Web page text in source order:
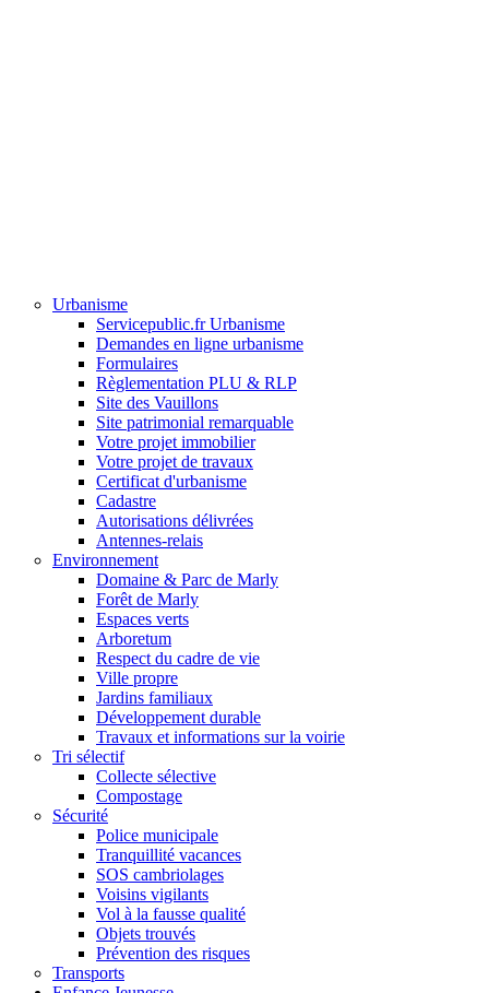
Urbanisme
Servicepublic.fr Urbanisme
Demandes en ligne urbanisme
Formulaires
Règlementation PLU & RLP
Site des Vauillons
Site patrimonial remarquable
Votre projet immobilier
Votre projet de travaux
Certificat d'urbanisme
Cadastre
Autorisations délivrées
Antennes-relais
Environnement
Domaine & Parc de Marly
Forêt de Marly
Espaces verts
Arboretum
Respect du cadre de vie
Ville propre
Jardins familiaux
Développement durable
Travaux et informations sur la voirie
Tri sélectif
Collecte sélective
Compostage
Sécurité
Police municipale
Tranquillité vacances
SOS cambriolages
Voisins vigilants
Vol à la fausse qualité
Objets trouvés
Prévention des risques
Transports